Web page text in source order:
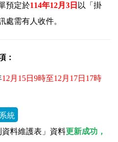
預定於114年12月3 日 以「掛
處需有人收件。
：
12月15日9時至12月17日17時
料維護表」資料更新成功，